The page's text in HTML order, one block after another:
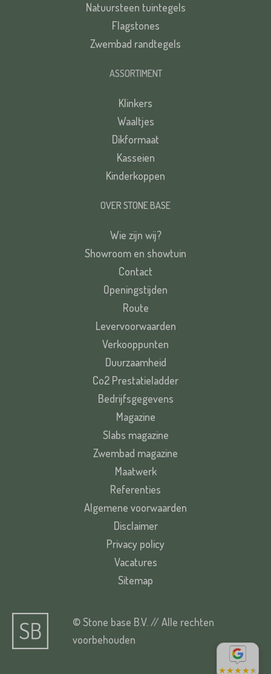
★★★★★
Natuursteen tuintegels
Flagstones
Zwembad randtegels
ASSORTIMENT
Klinkers
Waaltjes
Dikformaat
Kasseien
Kinderkoppen
OVER STONE BASE
Wie zijn wij?
Showroom en showtuin
Contact
Openingstijden
Route
Levervoorwaarden
Verkooppunten
Duurzaamheid
Co2 Prestatieladder
Bedrijfsgegevens
Magazine
Slabs magazine
Zwembad magazine
Maatwerk
Referenties
Algemene voorwaarden
Disclaimer
Privacy policy
Vacatures
Sitemap
© Stone base B.V. // Alle rechten
voorbehouden